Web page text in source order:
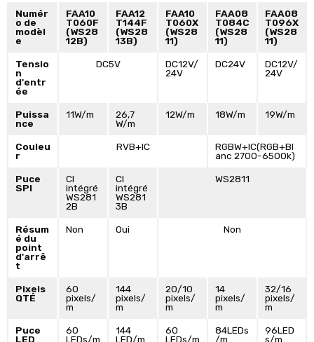
Numér
o de
modèl
e
FAA10
T060F
(WS28
12B)
FAA12
T144F
(WS28
13B)
FAA10
T060X
(WS28
11)
FAA08
T084C
(WS28
11)
FAA08
T096X
(WS28
11)
Tensio
n
d'entr
ée
DC5V
DC12V/
24V
DC24V
DC12V/
24V
Puissa
nce
11W/m
26,7
W/m
12W/m 18W/m 19W/m
Couleu
r
RVB+IC
RGBW+IC(RGB+Bl
anc 2700-6500k)
Puce
SPI
CI
intégré
WS281
2B
CI
intégré
WS281
3B
WS2811
Résum
é du
point
d'arrê
t
Non Oui Non
Pixels
QTÉ
60
pixels/
m
144
pixels/
m
20/10
pixels/
m
14
pixels/
m
32/16
pixels/
m
Puce
LED
60
LEDs/m
144
LED/m
60
LEDs/m
84LEDs
/m
96LED
s/m